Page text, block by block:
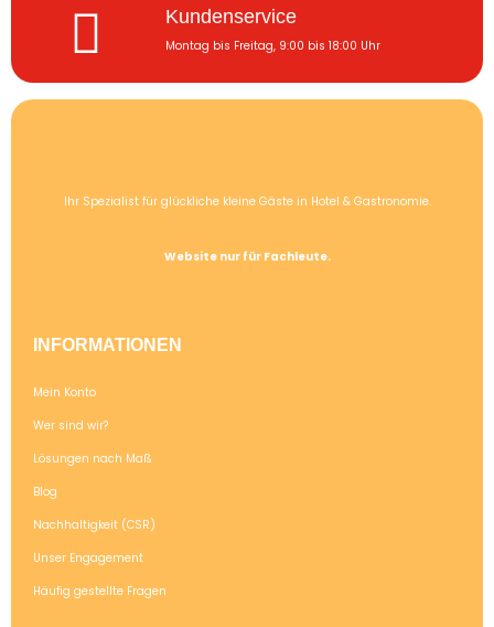
Kundenservice
Montag bis Freitag, 9:00 bis 18:00 Uhr
Ihr Spezialist für glückliche kleine Gäste in Hotel & Gastronomie.
Website nur für Fachleute.
INFORMATIONEN
Mein Konto
Wer sind wir?
Lösungen nach Maß
Blog
Nachhaltigkeit (CSR)
Unser Engagement
Häufig gestellte Fragen